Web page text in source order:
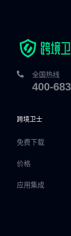
全国热线
400-
跨境卫士
免费下载
价格
应用集成